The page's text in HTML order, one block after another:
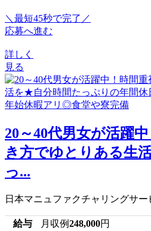
＼最短45秒で完了／
応募へ進む
詳しく
見る
20～40代男女が活躍
き方でゆとりある生
っ...
日本マニュファクチャリングサー
給与 月収例248,000円